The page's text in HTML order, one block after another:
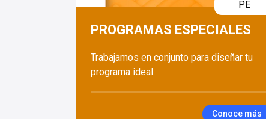
PE
PROGRAMAS ESPECIALES
Trabajamos en conjunto para diseñar tu
programa ideal.
Conoce más